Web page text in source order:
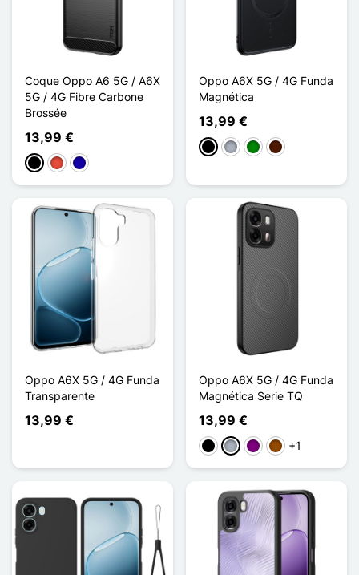
Coque Oppo A6 5G / A6X
5G / 4G Fibre Carbone
Brossée
13,99 €
NegroRojoAzul oscuro
Oppo A6X 5G / 4G Funda
Magnética
13,99 €
NegroGris VerdeMarrón oscuro
Oppo A6X 5G / 4G Funda
Transparente
13,99 €
Oppo A6X 5G / 4G Funda
Magnética Serie TQ
13,99 €
Negro
Gris PúrpuraMarrón
+1